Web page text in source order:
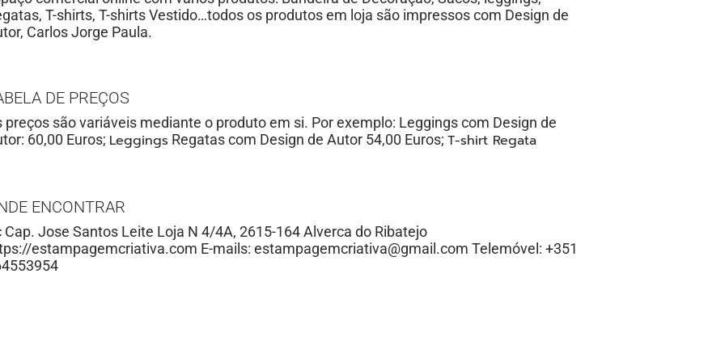
T-shirts, T-shirts Vestido…todos os produtos em loja são impressos com Design de
Carlos Jorge Paula.
DE PREÇOS
preços são variáveis mediante o produto em si. Por exemplo: Leggings com Design de
60,00 Euros; Leggings Regatas com Design de Autor 54,00 Euros; T-shirt Regata
ENCONTRAR
Cap. Jose Santos Leite Loja N 4/4A, 2615-164 Alverca do Ribatejo
estampagemcriativa.com E-mails: estampagemcriativa@gmail.com Telemóvel: +351